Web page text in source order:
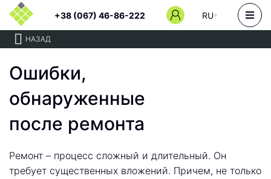
+38 (067) 46-86-222 RU
НАЗАД
Ошибки,
обнаруженные
после ремонта
Ремонт – процесс сложный и длительный. Он
требует существенных вложений. Причем, не только